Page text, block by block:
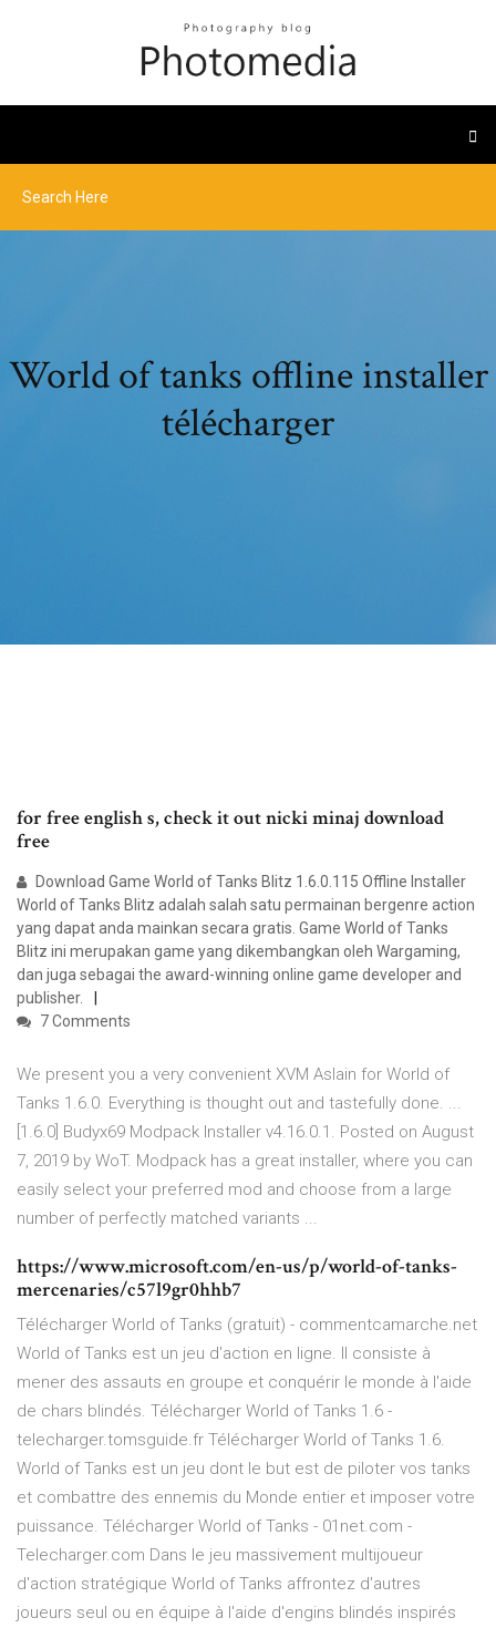
World of tanks offline installer
télécharger
for free english s, check it out nicki minaj download
free
Download Game World of Tanks Blitz 1.6.0.115 Offline Installer
World of Tanks Blitz adalah salah satu permainan bergenre action
yang dapat anda mainkan secara gratis. Game World of Tanks
Blitz ini merupakan game yang dikembangkan oleh Wargaming,
dan juga sebagai the award-winning online game developer and
publisher.
7 Comments
We present you a very convenient XVM Aslain for World of
Tanks 1.6.0. Everything is thought out and tastefully done. ...
[1.6.0] Budyx69 Modpack Installer v4.16.0.1. Posted on August
7, 2019 by WoT. Modpack has a great installer, where you can
easily select your preferred mod and choose from a large
number of perfectly matched variants ...
https://www.microsoft.com/en-us/p/world-of-tanks-
mercenaries/c57l9gr0hhb7
Télécharger World of Tanks (gratuit) - commentcamarche.net
World of Tanks est un jeu d'action en ligne. Il consiste à
mener des assauts en groupe et conquérir le monde à l'aide
de chars blindés. Télécharger World of Tanks 1.6 -
telecharger.tomsguide.fr Télécharger World of Tanks 1.6.
World of Tanks est un jeu dont le but est de piloter vos tanks
et combattre des ennemis du Monde entier et imposer votre
puissance. Télécharger World of Tanks - 01net.com -
Telecharger.com Dans le jeu massivement multijoueur
d'action stratégique World of Tanks affrontez d'autres
joueurs seul ou en équipe à l'aide d'engins blindés inspirés